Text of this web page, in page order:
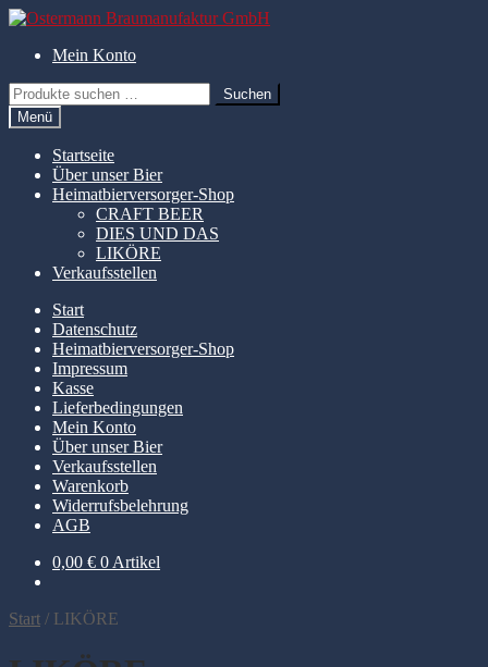
Zur
springen
Zum
springenMein Konto
Suchen
nach:
Suchen
Menü
Startseite
Über unser Bier
Heimatbierversorger-Shop
CRAFT BEER
DIES UND DAS
LIKÖRE
Verkaufsstellen
Start
Datenschutz
Heimatbierversorger-Shop
Impressum
Kasse
Lieferbedingungen
Mein Konto
Über unser Bier
Verkaufsstellen
Warenkorb
Widerrufsbelehrung
AGB
0,00 € 0 Artikel
Start / LIKÖRE